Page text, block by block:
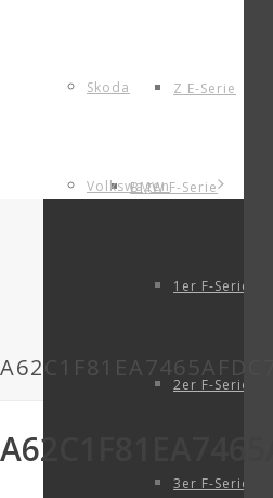
Z E-Serie
BMW F-Serie
1er F-Serie
2er F-Serie
3er F-Serie
Skoda
Volkswagen